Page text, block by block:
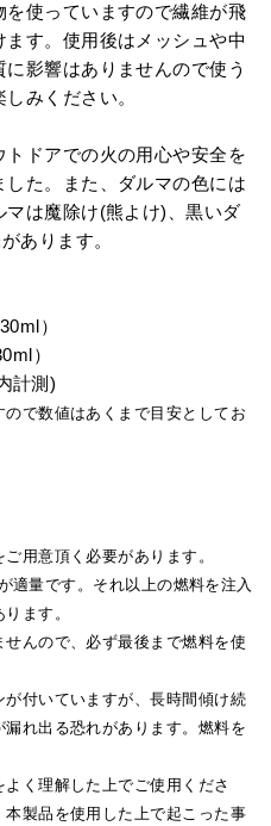
使っていますので繊維が飛
す。使用後はメッシュや中
影響はありませんので使う
みください。
ドアでの火の用心や安全を
た。また、ダルマの色には
は魔除け(熊よけ)、黒いダ
あります。
）
）
計測)
で数値はあくまで目安としてお
用意頂く必要があります。
適量です。それ以上の燃料を注入
ます。
せんので、必ず最後まで燃料を使
が付いていますが、長時間傾け続
れ出る恐れがあります。燃料を
く理解した上でご使用くださ
製品を使用した上で起こった事